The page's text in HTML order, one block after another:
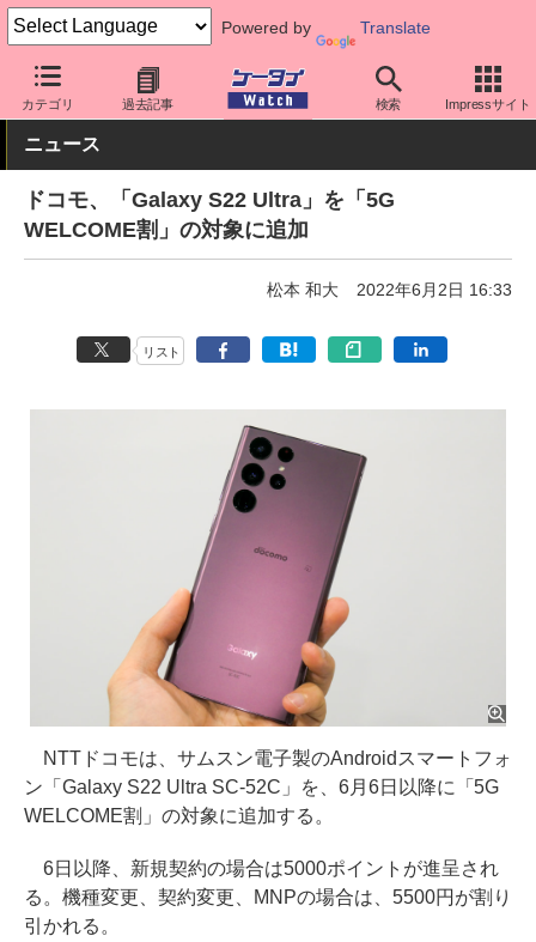
Powered by Translate
カテゴリ 過去記事 検索 Impressサイト
ケータイ Watch キャリア ドコモ
ニュース
ドコモ、「Galaxy S22 Ultra」を「5G
WELCOME割」の対象に追加
松本 和大 2022年6月2日 16:33
リスト
NTTドコモは、サムスン電子製のAndroidスマートフォ
ン「Galaxy S22 Ultra SC-52C」を、6月6日以降に「5G
WELCOME割」の対象に追加する。
6日以降、新規契約の場合は5000ポイントが進呈され
る。機種変更、契約変更、MNPの場合は、5500円が割り
引かれる。